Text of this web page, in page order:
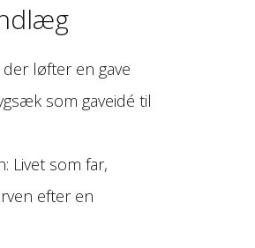
løfter en gave
som gaveidé til
Livet som far,
efter en